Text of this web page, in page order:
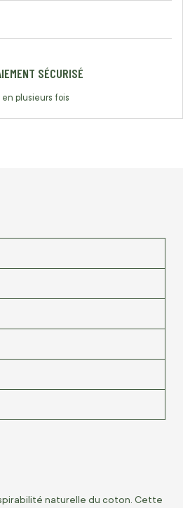
SÉCURISÉ
en plusieurs fois
naturelle du coton. Cette